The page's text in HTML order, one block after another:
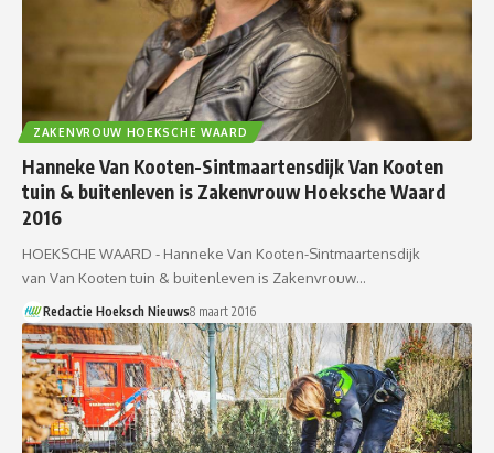
ZAKENVROUW HOEKSCHE WAARD
Hanneke Van Kooten-Sintmaartensdijk Van Kooten
tuin & buitenleven is Zakenvrouw Hoeksche Waard
2016
HOEKSCHE WAARD - Hanneke Van Kooten-Sintmaartensdijk
van Van Kooten tuin & buitenleven is Zakenvrouw…
Redactie Hoeksch Nieuws8 maart 2016